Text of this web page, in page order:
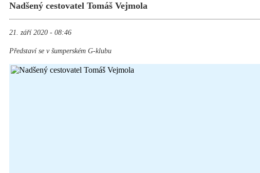
Nadšený cestovatel Tomáš Vejmola
21. září 2020 - 08:46
Představí se v šumperském G-klubu